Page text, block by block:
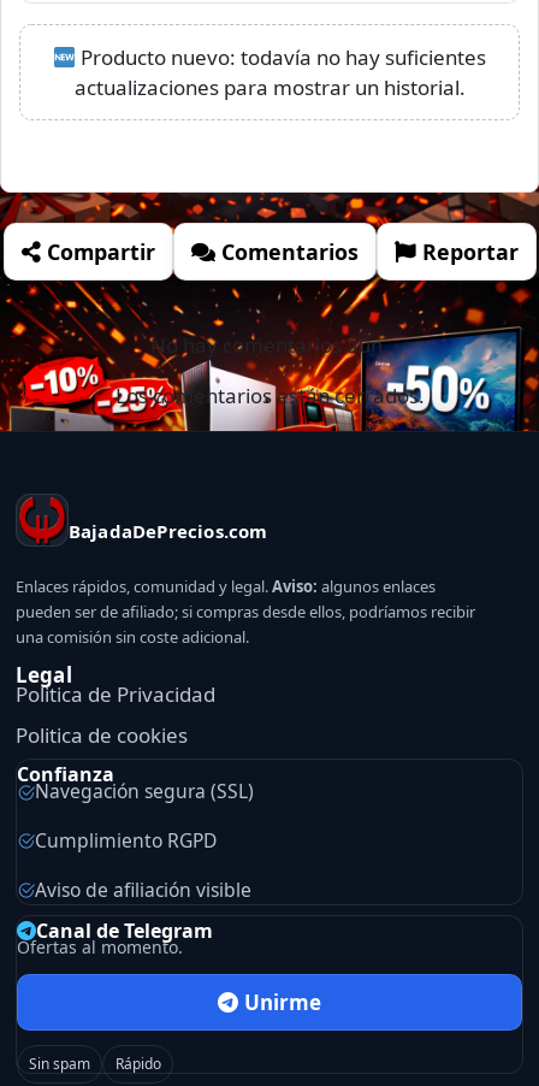
Producto nuevo: todavía no hay suficientes
actualizaciones para mostrar un historial.
Compartir Comentarios Reportar
No hay comentarios aún.
Los comentarios están cerrados.
BajadaDePrecios.com
Enlaces rápidos, comunidad y legal.Aviso: algunos enlaces
pueden ser de afiliado; si compras desde ellos, podríamos recibir
una comisión sin coste adicional.
Legal
Politica de Privacidad
Politica de cookies
Confianza
Navegación segura (SSL)
Cumplimiento RGPD
Aviso de afiliación visible
Canal de Telegram
Ofertas al momento.
Unirme
Sin spam Rápido